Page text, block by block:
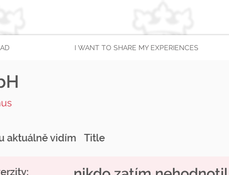
I WANT TO SHARE MY EXPERIENCES
aktuálně vidím Title